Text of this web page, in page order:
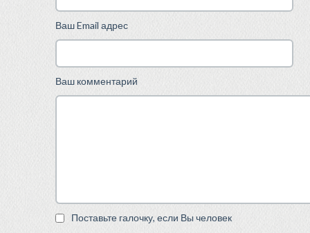
Ваш Email адрес
Ваш комментарий
Поставьте галочку, если Вы человек